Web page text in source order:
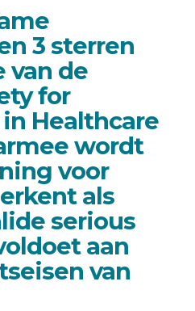
3 sterren
van de
for
Healthcare
wordt
voor
als
serious
aan
van